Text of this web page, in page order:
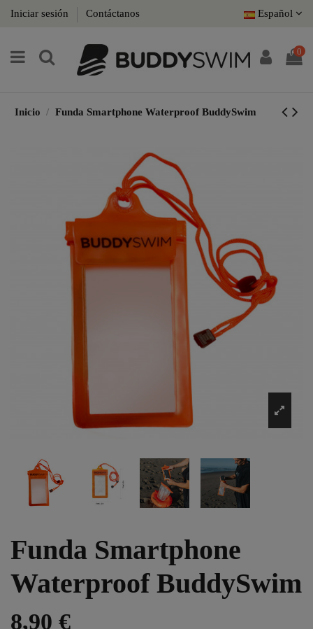
Iniciar sesión Contáctanos Español
0
Inicio Funda Smartphone Waterproof BuddySwim
Funda Smartphone
Waterproof BuddySwim
8,90 €